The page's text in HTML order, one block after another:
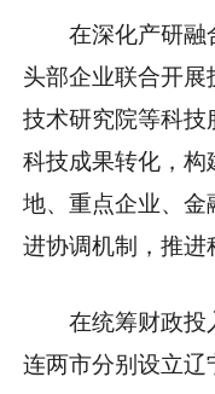
在深化产研融
头部企业联合开
技术研究院等科技
科技成果转化，构
地、重点企业、金
进协调机制，推进
在统筹财政投
连两市分别设立辽